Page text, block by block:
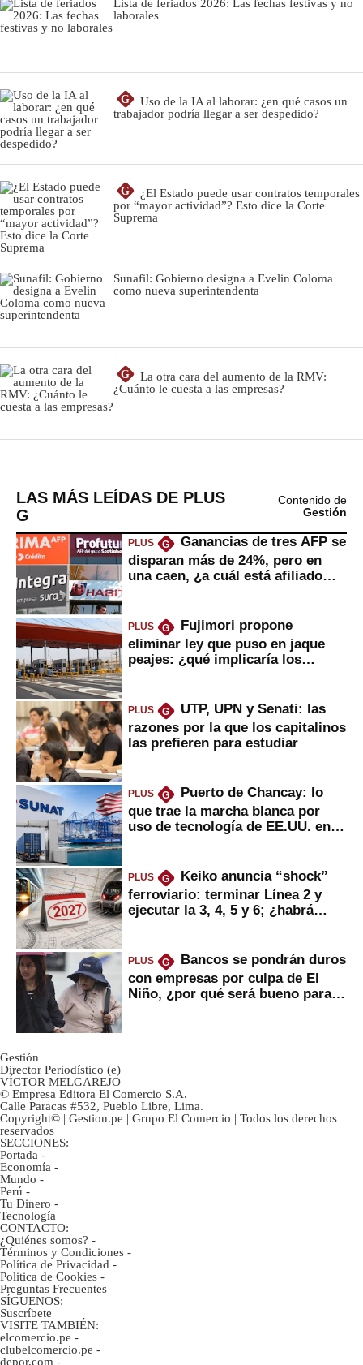
LAS MÁS LEÍDAS DE PLUS
G
Contenido de
Gestión
PLUS G
Ganancias de tres AFP se
disparan más de 24%, pero en
una caen, ¿a cuál está afiliado
PLUS G
Fujimori propone
eliminar ley que puso en jaque
peajes: ¿qué implicaría los
PLUS G
UTP, UPN y Senati: las
razones por la que los capitalinos
las prefieren para estudiar
PLUS G
Puerto de Chancay: lo
que trae la marcha blanca por
uso de tecnología de EE.UU. en
PLUS G
Keiko anuncia “shock”
ferroviario: terminar Línea 2 y
ejecutar la 3, 4, 5 y 6; ¿habrá
PLUS G
Bancos se pondrán duros
con empresas por culpa de El
Niño, ¿por qué será bueno para
Gestión
Director Periodístico (e)
VÍCTOR MELGAREJO
© Empresa Editora El Comercio S.A.
Calle Paracas #532, Pueblo Libre, Lima.
Copyright© | Gestion.pe | Grupo El Comercio | Todos los derechos
reservados
SECCIONES:
Portada -
Economía -
Mundo -
Perú -
Tu Dinero -
Tecnología
CONTACTO:
¿Quiénes somos? -
Términos y Condiciones -
Política de Privacidad -
Politica de Cookies -
Preguntas Frecuentes
SÍGUENOS:
Suscríbete
VISITE TAMBIÉN:
elcomercio.pe -
clubelcomercio.pe -
depor.com -